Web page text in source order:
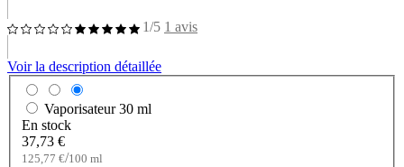
1/5 1 avis
Voir la description détaillée
Vaporisateur 30 ml
En stock
37,73 €
125,77 €/100 ml